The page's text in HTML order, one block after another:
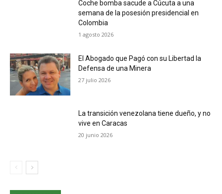
Coche bomba sacude a Cúcuta a una
semana de la posesión presidencial en
Colombia
1 agosto 2026
El Abogado que Pagó con su Libertad la
Defensa de una Minera
27 julio 2026
La transición venezolana tiene dueño, y no
vive en Caracas
20 junio 2026